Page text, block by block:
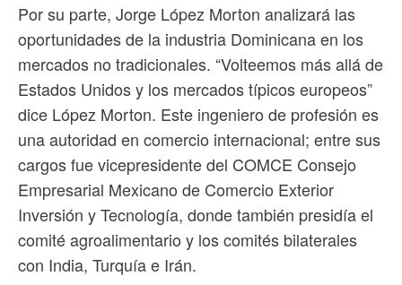
Por su parte, Jorge López Morton analizará las
oportunidades de la industria Dominicana en los
mercados no tradicionales. “Volteemos más allá de
Estados Unidos y los mercados típicos europeos”
dice López Morton. Este ingeniero de profesión es
una autoridad en comercio internacional; entre sus
cargos fue vicepresidente del COMCE Consejo
Empresarial Mexicano de Comercio Exterior
Inversión y Tecnología, donde también presidía el
comité agroalimentario y los comités bilaterales
con India, Turquía e Irán.